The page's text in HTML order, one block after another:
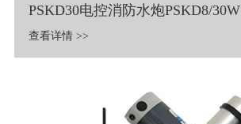
PSKD30电控消防水炮PSKD8/30W
查看详情 >>